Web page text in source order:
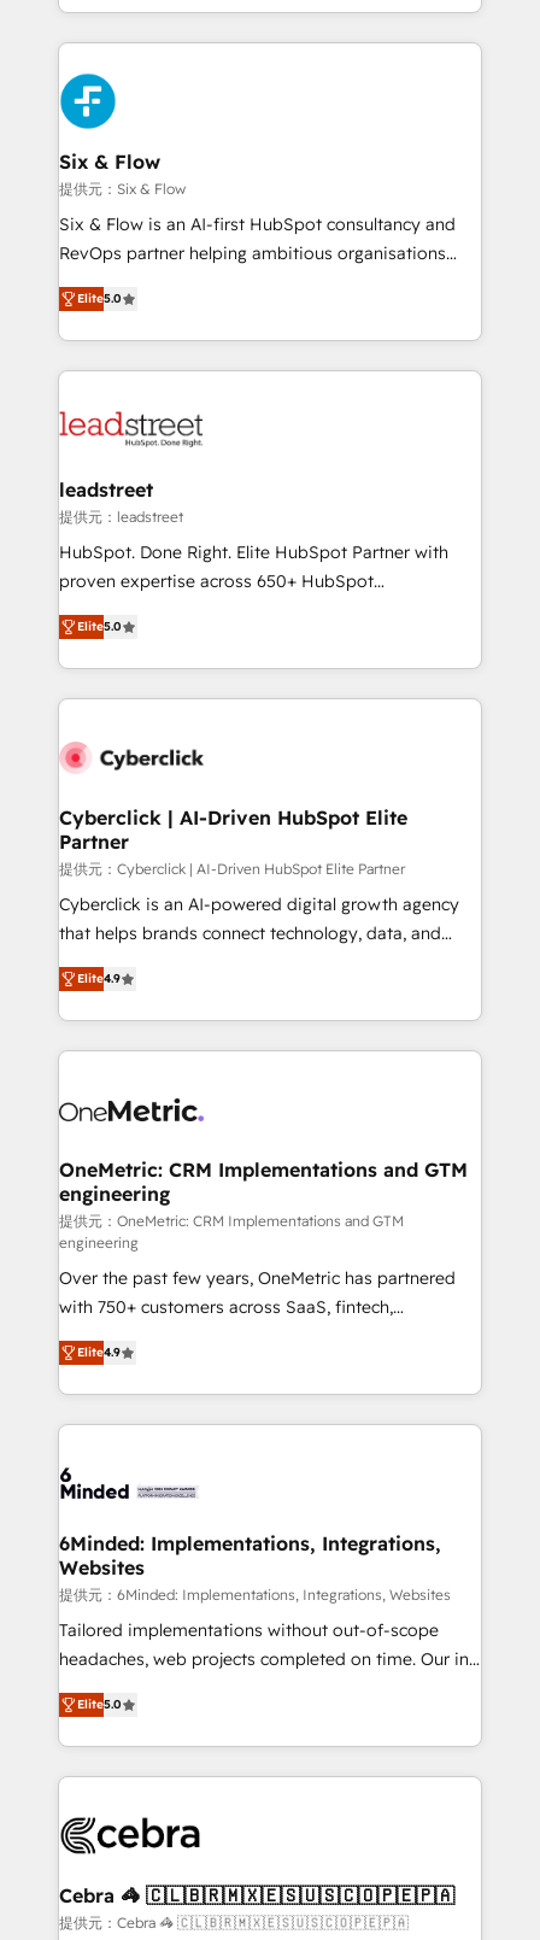
organisations, global organisations and those with
complex use cases 🏆 CRM Implementation,
Platform Enablement, Custom Integration and
Onboarding Accredited 🔐 ISO27001 & ISO9001
Certified
so selling and actually engaging with your customers
feels easy and pain-free. We are a top ranked
HubSpot Elite Partner, winner of Rookie of the Year
and Customer First Awards, 4.9/5 rating in HubSpot
Reviews and 4.9/5 rating in Clutch Reviews. Digifianz
helps the following industries: logistics & 3PL, home
improvement & construction, branding and
commercialization, real estate, health, education,
SaaS, Software Dev & IT and consulting, make the
the United States, EU, UAE, Mexico and Latin
America. From casual user to super fan: make
Six & Flow
提供元：Six & Flow
Six & Flow is an AI-first HubSpot consultancy and
RevOps partner helping ambitious organisations
grow with clarity, confidence, and intelligence.
Operating across the UK, Netherlands, Ireland, and
Canada, we’ve delivered thousands of successful
HubSpot projects for mid-market and enterprise
combine HubSpot, data, and AI to design connected
and technology for predictable, scalable revenue
growth. Our expertise spans RevOps, CRM and data
architecture, AI enablement, and strategic marketing,
delivered through our proprietary FLAIR framework
Partner and ISO 27001:2022 certified consultancy,
we blend strategy, creativity, and technology to help
Elite5.0
leadstreet
提供元：leadstreet
HubSpot. Done Right. Elite HubSpot Partner with
proven expertise across 650+ HubSpot
implementations. With 12+ years of HubSpot
experience, we help you use the HubSpot platform
to its fullest capacity, improve your current HubSpot
website, or build your new one.
Elite5.0
Cyberclick | AI-Driven HubSpot Elite
Partner
提供元：Cyberclick | AI-Driven HubSpot Elite Partner
Cyberclick is an AI-powered digital growth agency
that helps brands connect technology, data, and
creativity to achieve measurable results. Founded in
Barcelona and operating across Spain, LATAM, and
the UK, we support global companies in building
smarter marketing, sales, and customer success
Iberia (Spain & Portugal), we combine human insight
growth. Our multidisciplinary team designs solutions
that simplify complexity, boost performance, and
turn innovation into real impact. 🌍 Highlights •
HubSpot Partner since 2012 • 2022 EMEA Impact
Award: Best Integration • 150+ successful HubSpot
projects • Clients in 30+ industries • Proprietary
technology for integrations • Multilingual team:
English, Spanish, Portuguese & Italian 👉 Grow
smarter with AI and HubSpot.
Elite4.9
OneMetric: CRM Implementations and GTM
engineering
提供元：OneMetric: CRM Implementations and GTM
engineering
Over the past few years, OneMetric has partnered
with 750+ customers across SaaS, fintech,
healthcare, real estate, and other industries. With
150+ HubSpot-certified experts, we deliver scalable
solutions to complex GTM and RevOps challenges.
Our Expertise 🔹 Onboarding & Implementation:
tailored to your GTM motion. 🔹 Migrations: Move
downtime. 🔹 RevOps Strategy: Align teams,
processes, and data to drive revenue efficiency. 🔹
Integrations: Connect HubSpot with your tech stack
for better adoption. 🔹 Custom Solutions: Build
tailored apps, workflows, and configurations. We are
our commitment to data security and compliance. At
OneMetric, we help revenue teams focus on the
Elite4.9
6Minded: Implementations, Integrations,
Websites
提供元：6Minded: Implementations, Integrations, Websites
Tailored implementations without out-of-scope
headaches, web projects completed on time. Our in-
house team of certified CRM architects, experts,
developers, designers, and marketers handles all
aspects of your HubSpot. ✨ 400+ global clients ✨
100+ seamless migrations from 15+ different CRMs
implementations, and 5,000+ pages ✨ CS: Clients
CS: 245% organic growth & +751% new visitors for a
full-funnel HubSpot project ✨ CS: 415% conversion
Elite5.0
Cebra 🦓 🇨🇱🇧🇷🇲🇽🇪🇸🇺🇸🇨🇴🇵🇪🇵🇦
提供元：Cebra 🦓 🇨🇱🇧🇷🇲🇽🇪🇸🇺🇸🇨🇴🇵🇪🇵🇦